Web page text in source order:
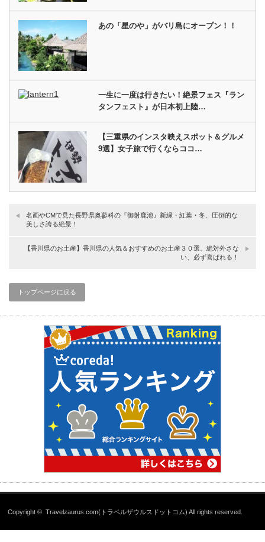
あの「星のや」がバリ島にオープン！！
一生に一度は行きたい！絶景フェス『ラン
タンフェスト』が日本初上陸…
【三重県のインスタ映えスポット＆グルメ
9選】女子旅で行くならココ…
名画やCMで見た長野県奥蓼科の『御射鹿池』新緑・紅葉・冬、圧倒的な
美しさ誇る絶景！
【香川県のお土産】香川県の人気＆おすすめのお土産３０選。絶対外さな
い、必ず喜ばれる！
トップページに戻る
Copyright ©Travelzaurus.com(トラベルザウルスドットコム) All rights reserved.